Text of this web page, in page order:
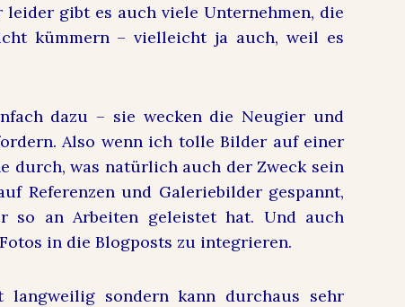
gibt es auch viele Unternehmen, die
kümmern – vielleicht ja auch, weil es
dazu – sie wecken die Neugier und
Also wenn ich tolle Bilder auf einer
durch, was natürlich auch der Zweck sein
Referenzen und Galeriebilder gespannt,
so an Arbeiten geleistet hat. Und auch
in die Blogposts zu integrieren.
langweilig sondern kann durchaus sehr